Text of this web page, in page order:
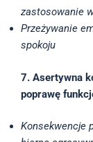
zastosowanie
Przeżywanie
7. Asertywna
poprawę
Konsekwencje